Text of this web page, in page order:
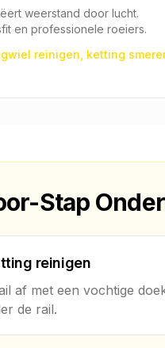
weerstand door lucht.
en professionele roeiers.
reinigen, ketting
Stap
reinigen
af met een vochtige
de rail.